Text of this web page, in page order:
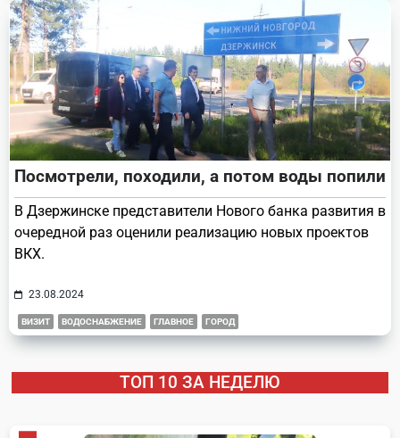
Посмотрели, походили, а потом воды попили
В Дзержинске представители Нового банка развития в
очередной раз оценили реализацию новых проектов
ВКХ.
23.08.2024
ВИЗИТ ВОДОСНАБЖЕНИЕ ГЛАВНОЕ ГОРОД
ТОП 10 ЗА НЕДЕЛЮ